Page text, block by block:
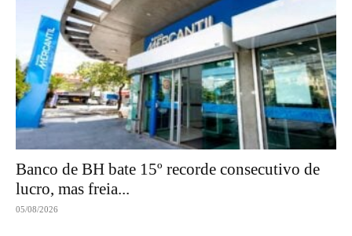
Banco de BH bate 15º recorde consecutivo de
lucro, mas freia...
05/08/2026